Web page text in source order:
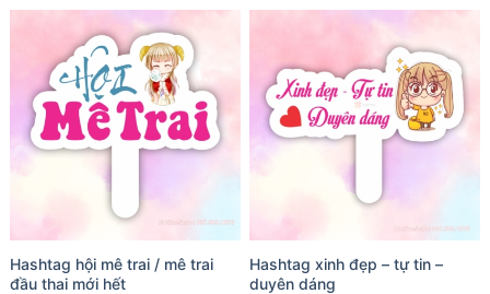
Hashtag hội mê trai / mê trai
đầu thai mới hết
Hashtag xinh đẹp – tự tin –
duyên dáng